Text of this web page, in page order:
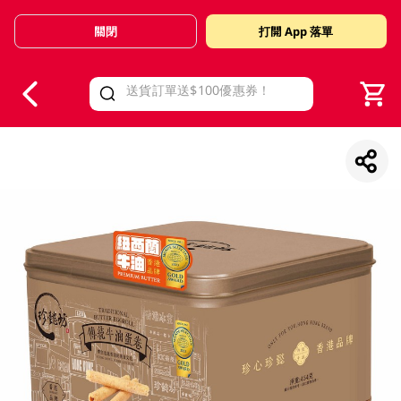
Valid Until 30 June 2026
關閉 打開 App 落單